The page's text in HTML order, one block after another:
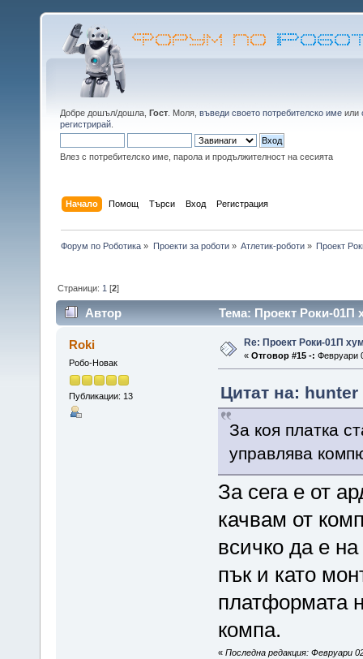
Добре дошъл/дошла, Гост . Моля, въведи своето потребителско име или
регистрирай
Влез с потребителско име, парола и продължителност на сесията
Начало Помощ Търси Вход Регистрация
Форум по Роботика » Проекти за роботи» Атлетик-роботи» Проект
Страници: 1 [2]
Автор Тема: Проект Роки-01П
Roki
Робо-Новак
Публикации: 13
Re: Проект Роки-01П
« Отговор #15 -: Февруари
Цитат на:
За коя платка
управлява
За сега е от
качвам от
всичко да е
пък и като
платформата
компа.
« Последна редакция: Февруари